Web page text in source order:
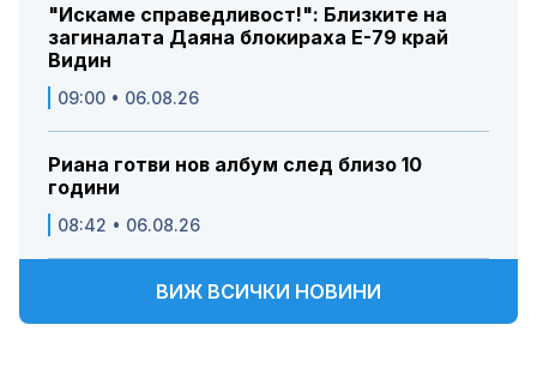
"Искаме справедливост!": Близките на
загиналата Даяна блокираха Е-79 край
Видин
09:00 • 06.08.26
Риана готви нов албум след близо 10
години
08:42 • 06.08.26
ВИЖ ВСИЧКИ НОВИНИ